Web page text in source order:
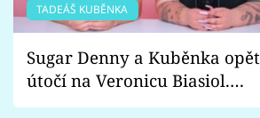
TADEÁŠ KUBĚNKA
Sugar Denny a Kuběnka opět
útočí na Veronicu Biasiol.
Proč je podle nich falešná a